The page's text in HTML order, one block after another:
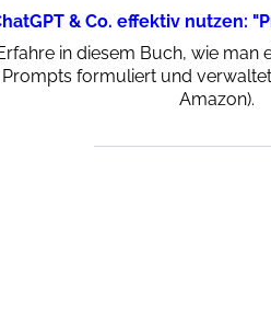
& Co. effektiv nutzen:
in diesem Buch, wie man
Prompts formuliert und
Amazon).